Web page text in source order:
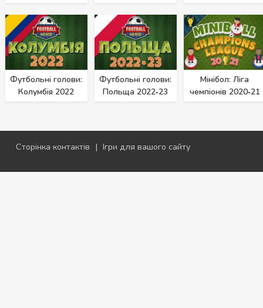
Футбольні голови:
Колумбія 2022
Футбольні голови:
Польща 2022‑23
Мінібол: Ліга
чемпіонів 2020‑21
Сторінка контактів | Ігри для вашого сайту